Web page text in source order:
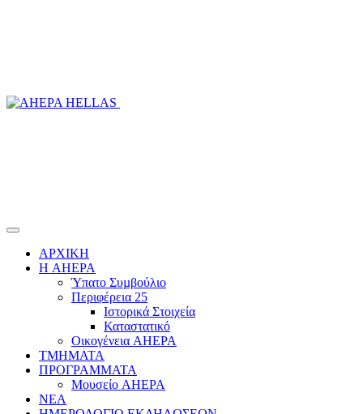
ΑΡΧΙΚΗ
Η AHEPA
Ύπατο Συµβούλιο
Περιφέρεια 25
Ιστορικά Στοιχεία
Καταστατικό
Οικογένεια AHEPA
ΤΜΗΜΑΤΑ
ΠΡΟΓΡΑΜΜΑΤΑ
Μουσείο AHEPA
ΝΕΑ